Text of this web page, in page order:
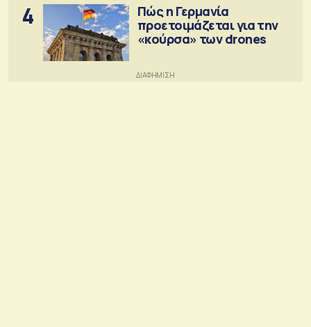
4
Πώς η Γερμανία
προετοιμάζεται για την
«κούρσα» των drones